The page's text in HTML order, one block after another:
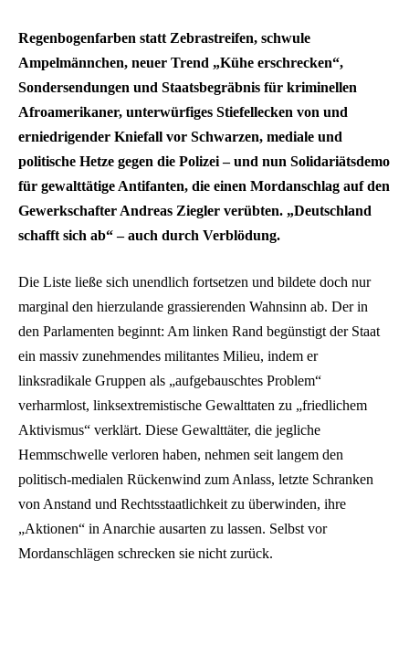
Regenbogenfarben statt Zebrastreifen, schwule
Ampelmännchen, neuer Trend „Kühe erschrecken“,
Sondersendungen und Staatsbegräbnis für kriminellen
Afroamerikaner, unterwürfiges Stiefellecken von und
erniedrigender Kniefall vor Schwarzen, mediale und
politische Hetze gegen die Polizei – und nun Solidariätsdemo
für gewalttätige Antifanten, die einen Mordanschlag auf den
Gewerkschafter Andreas Ziegler verübten. „Deutschland
schafft sich ab“ – auch durch Verblödung.
Die Liste ließe sich unendlich fortsetzen und bildete doch nur
marginal den hierzulande grassierenden Wahnsinn ab. Der in
den Parlamenten beginnt: Am linken Rand begünstigt der Staat
ein massiv zunehmendes militantes Milieu, indem er
linksradikale Gruppen als „aufgebauschtes Problem“
verharmlost, linksextremistische Gewalttaten zu „friedlichem
Aktivismus“ verklärt. Diese Gewalttäter, die jegliche
Hemmschwelle verloren haben, nehmen seit langem den
politisch-medialen Rückenwind zum Anlass, letzte Schranken
von Anstand und Rechtsstaatlichkeit zu überwinden, ihre
„Aktionen“ in Anarchie ausarten zu lassen. Selbst vor
Mordanschlägen schrecken sie nicht zurück.